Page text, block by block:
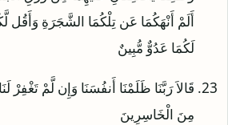
أَلَمْ أَنْهَكُمَا عَن تِلْكُمَا الشَّجَرَةِ وَأَقُل
لَكُمَا عَدُوٌّ مُّبِينٌ
قَالاَ رَبَّنَا ظَلَمْنَا أَنفُسَنَا وَإِن لَّمْ تَغْفِرْ
مِنَ الْخَاسِرِينَ